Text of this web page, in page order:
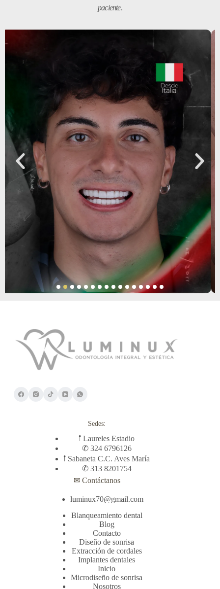
paciente.
Sedes:
𖡡 Laureles Estadio
✆ 324 6796126
𖡡 Sabaneta C.C. Aves María
✆ 313 8201754
✉ Contáctanos
luminux70@gmail.com
Blanqueamiento dental
Blog
Contacto
Diseño de sonrisa
Extracción de cordales
Implantes dentales
Inicio
Microdiseño de sonrisa
Nosotros